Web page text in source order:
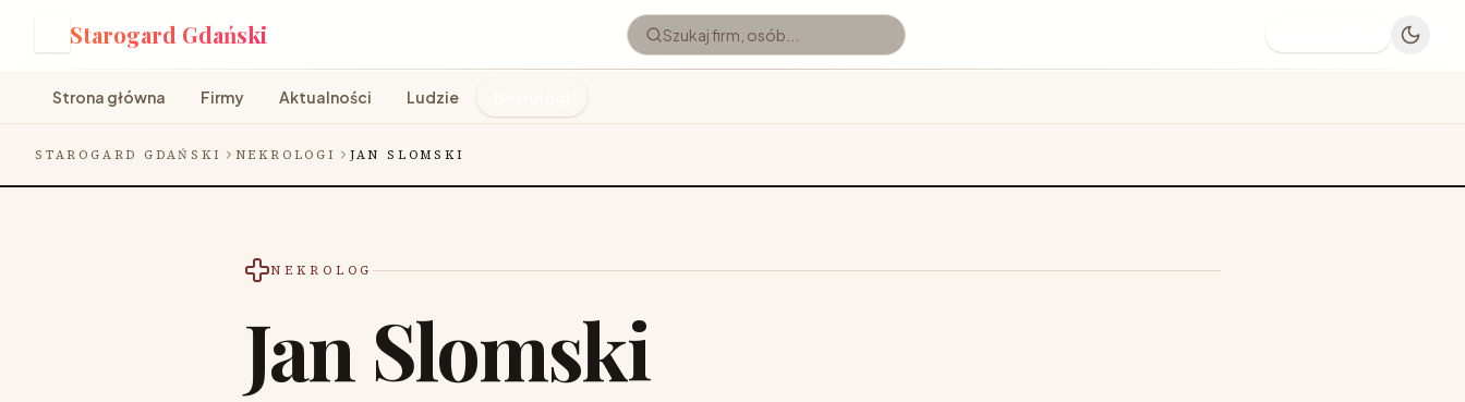
Starogard Gdański
Strona główna Firmy Aktualności Ludzie
STAROGARD GDAŃSKI NEKROLOGI JAN SLOMSKI
NEKROLOG
Jan Slomski